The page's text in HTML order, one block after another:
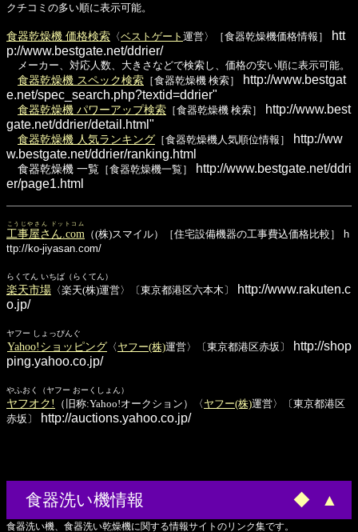
クチコミの多い順に表示可能。
食器乾燥機 価格検索 〈ベストゲート 運営〉［食器乾燥機価格情報］
htt
p://www.bestgate.net/ddrier/
メーカー、対応人数、大きさなどで検索し、価格の安い順に表示可能。
食器乾燥機 スペック検索 ［食器乾燥機 検索］
http://www.bestgat
e.net/spec_search.php?textid=ddrier"
食器乾燥機 パワーアップ検索 ［食器乾燥機 検索］
http://www.best
gate.net/ddrier/detail.html"
食器乾燥機 人気ランキング ［食器乾燥機人気順位情報］
http://ww
w.bestgate.net/ddrier/ranking.html
食器乾燥機 一覧 ［食器乾燥機一覧］
http://www.bestgate.net/ddri
er/page1.html
工事屋さん.com
こうじやさん ドットコム
（(株)スマイル）［住宅設備機器の工事費込価格比較］
h
ttp://ko-jiyasan.com/
らくてん いちば（らくてん）
楽天市場 〈楽天(株)運営〉〔東京都港区六本木〕
http://www.rakuten.c
o.jp/
ヤフー しょっぴんぐ
Yahoo!ショッピング 〈 ヤフー(株)運営〉〔東京都港区赤坂〕
http://shop
ping.yahoo.co.jp/
やふおく（ヤフー おーくしょん）
ヤフオク! （旧称:Yahoo!オークション）〈 ヤフー(株)運営〉〔東京都港区
赤坂〕
http://auctions.yahoo.co.jp/
食器洗い機情報 ◆ ▲
食器洗い機、食器洗い乾燥機に関する情報サイトのリンク集です。